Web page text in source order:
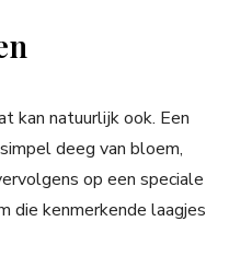
kan natuurlijk ook. Een
deeg van bloem,
op een speciale
die kenmerkende laagjes